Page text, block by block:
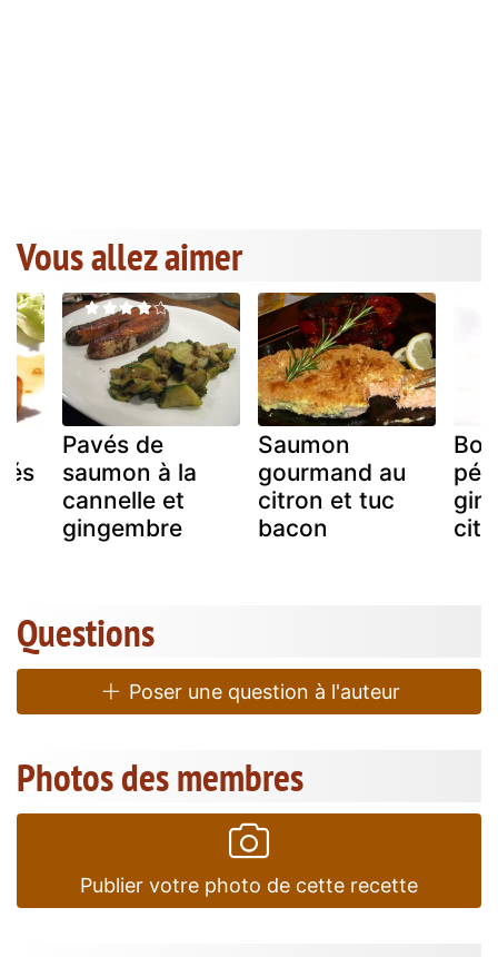
Vous allez aimer
Pavés de
saumon à la
cannelle et
gingembre
Saumon
gourmand au
citron et tuc
bacon
Questions
Poser une question à l'auteur
Photos des membres
Publier votre photo de cette recette